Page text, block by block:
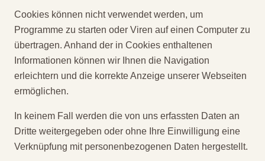
Cookies können nicht verwendet werden, um
Programme zu starten oder Viren auf einen Computer zu
übertragen. Anhand der in Cookies enthaltenen
Informationen können wir Ihnen die Navigation
erleichtern und die korrekte Anzeige unserer Webseiten
ermöglichen.
In keinem Fall werden die von uns erfassten Daten an
Dritte weitergegeben oder ohne Ihre Einwilligung eine
Verknüpfung mit personenbezogenen Daten hergestellt.